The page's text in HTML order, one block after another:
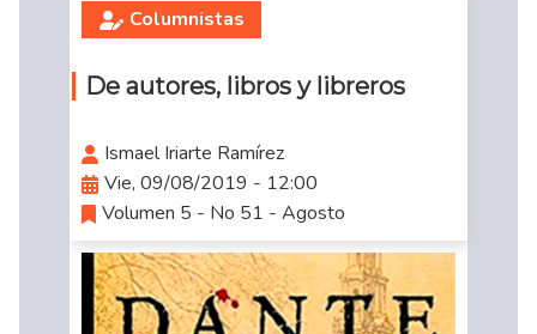
Columnistas
De autores, libros y libreros
Ismael Iriarte Ramírez
Vie, 09/08/2019 - 12:00
Volumen 5 - No 51 - Agosto